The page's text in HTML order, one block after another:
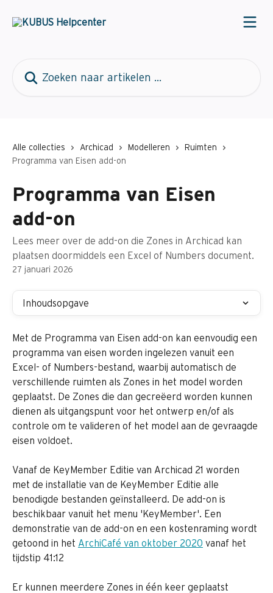
Alle collecties Archicad Modelleren
Ruimten
Programma van Eisen add-on
Programma van Eisen
add-on
Lees meer over de add-on die Zones in Archicad kan
plaatsen doormiddels een Excel of Numbers document.
27 januari 2026
Inhoudsopgave
Met de Programma van Eisen add-on kan eenvoudig een
programma van eisen worden ingelezen vanuit een
Excel- of Numbers-bestand, waarbij automatisch de
verschillende ruimten als Zones in het model worden
geplaatst. De Zones die dan gecreëerd worden kunnen
dienen als uitgangspunt voor het ontwerp en/of als
controle om te valideren of het model aan de gevraagde
eisen voldoet.
Vanaf de KeyMember Editie van Archicad 21 worden
met de installatie van de KeyMember Editie alle
benodigde bestanden geïnstalleerd. De add-on is
beschikbaar vanuit het menu 'KeyMember'. Een
demonstratie van de add-on en een kostenraming wordt
getoond in het ArchiCafé van oktober 2020 vanaf het
tijdstip 41:12
Er kunnen meerdere Zones in één keer geplaatst